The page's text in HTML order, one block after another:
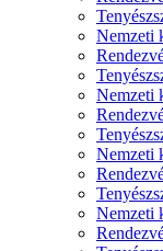
Nemzeti
Nemzeti
Nemzeti
Nemzeti